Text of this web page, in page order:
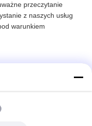
przeczytanie
z naszych usług
warunkiem